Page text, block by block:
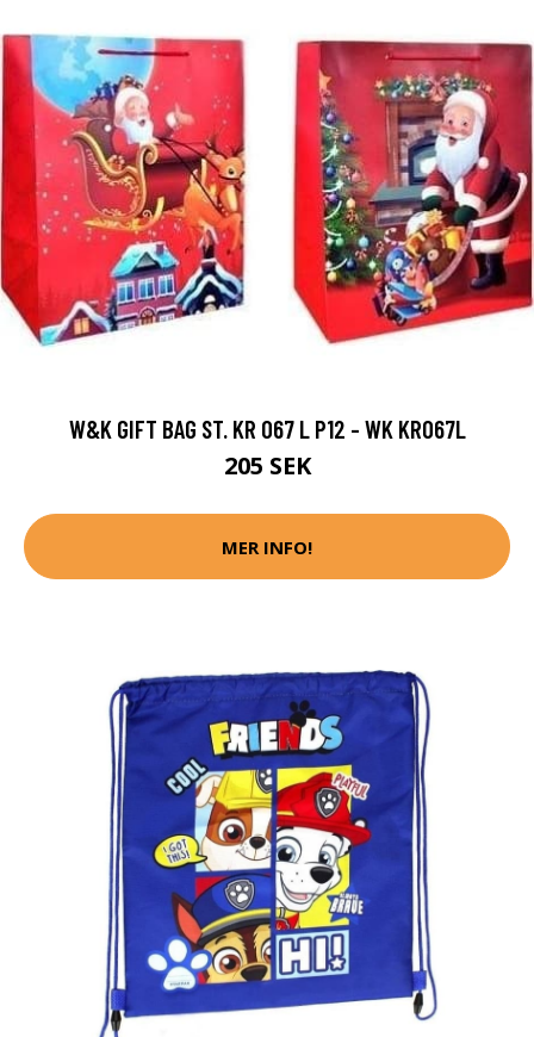
W&K GIFT BAG ST. KR 067 L P12 - WK KR067L
205 SEK
MER INFO!